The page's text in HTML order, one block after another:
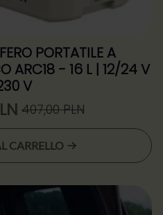
PORTATILE A
ARC18 - 16 L | 12/24 V
V
407,00PLN
Il
prezzo
originale
407,00 zł.
Il
prezzo
attuale
386,00 zł.
CARRELLO